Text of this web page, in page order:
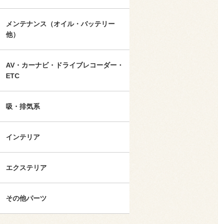
メンテナンス（オイル・バッテリー
他）
AV・カーナビ・ドライブレコーダー・
ETC
吸・排気系
インテリア
エクステリア
その他パーツ